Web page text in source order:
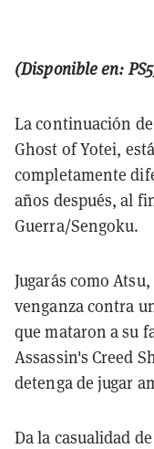
(Disponible en:
La continuación
Ghost of Yotei,
completamente
años después, al
Guerra/Sengoku.
Jugarás como
venganza contra
que mataron a su
Assassin's Creed
detenga de jugar
Da la casualidad